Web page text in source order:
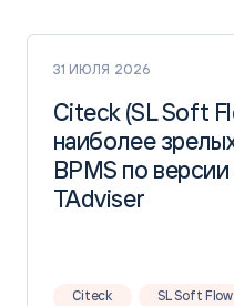
31 ИЮЛЯ 2026
Citeck (SL Soft
наиболее
BPMS по
TAdviser
Citeck (SL Soft
наиболее
BPMS по
TAdviser
Citeck SL Soft Flow